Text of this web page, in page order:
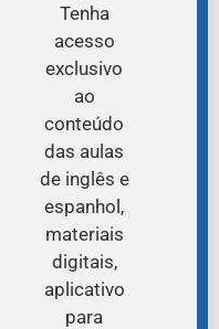
Tenha
acesso
exclusivo
ao
conteúdo
das aulas
de inglês e
espanhol,
materiais
digitais,
aplicativo
para